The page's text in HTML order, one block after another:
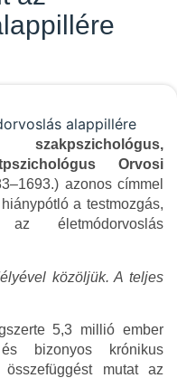
Orvosi
azonos címmel
a testmozgás,
életmódorvoslás
közöljük. A teljes
5,3 millió ember
bizonyos krónikus
mutat az